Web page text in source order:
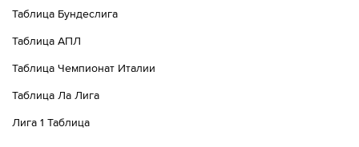
Таблица Бундеслига
Таблица АПЛ
Таблица Чемпионат Италии
Таблица Ла Лига
Лига 1 Таблица